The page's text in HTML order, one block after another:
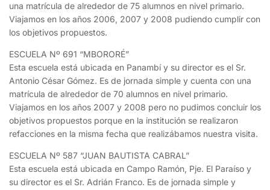
una matrícula de alrededor de 75 alumnos en nivel primario.
Viajamos en los años 2006, 2007 y 2008 pudiendo cumplir con
los objetivos propuestos.
ESCUELA Nº 691 “MBORORÉ”
Esta escuela está ubicada en Panambí y su director es el Sr.
Antonio César Gómez. Es de jornada simple y cuenta con una
matrícula de alrededor de 70 alumnos en nivel primario.
Viajamos en los años 2007 y 2008 pero no pudimos concluir los
objetivos propuestos porque en la institución se realizaron
refacciones en la misma fecha que realizábamos nuestra visita.
ESCUELA Nº 587 “JUAN BAUTISTA CABRAL”
Esta escuela está ubicada en Campo Ramón, Pje. El Paraíso y
su director es el Sr. Adrián Franco. Es de jornada simple y